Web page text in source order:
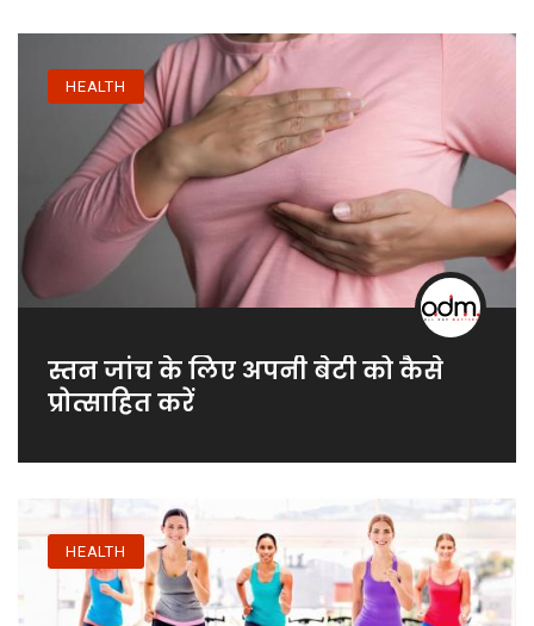
HEALTH
स्तन जांच के लिए अपनी बेटी को कैसे
प्रोत्साहित करें
HEALTH